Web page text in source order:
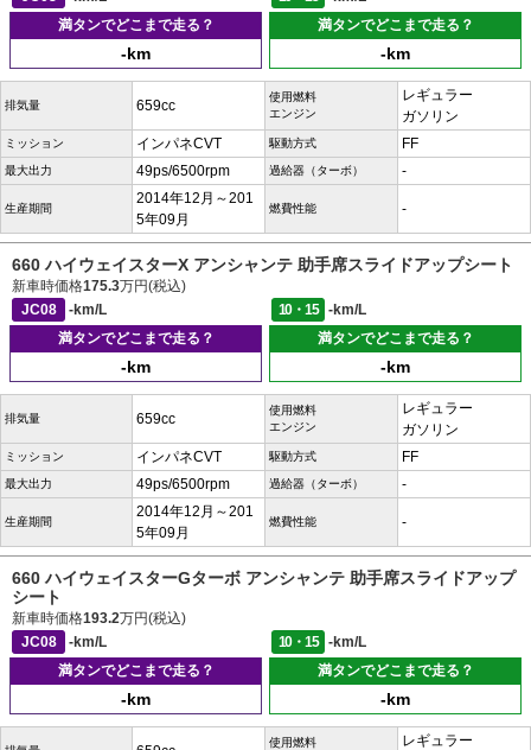
満タンでどこまで走る？
-km
満タンでどこまで走る？
-km
排気量 659cc
使用燃料
エンジン
レギュラー
ガソリン
ミッション インパネCVT 駆動方式 FF
最大出力 49ps/6500rpm 過給器（ターボ） -
生産期間
2014年12月～201
5年09月
燃費性能 -
660 ハイウェイスターX アンシャンテ 助手席スライドアップシート
新車時価格175.3万円(税込)
JC08
-km/L 10・15
-km/L
満タンでどこまで走る？
-km
満タンでどこまで走る？
-km
排気量 659cc
使用燃料
エンジン
レギュラー
ガソリン
ミッション インパネCVT 駆動方式 FF
最大出力 49ps/6500rpm 過給器（ターボ） -
生産期間
2014年12月～201
5年09月
燃費性能 -
660 ハイウェイスターGターボ アンシャンテ 助手席スライドアップ
シート
新車時価格193.2万円(税込)
JC08
-km/L 10・15
-km/L
満タンでどこまで走る？
-km
満タンでどこまで走る？
-km
使用燃料
レギュラー